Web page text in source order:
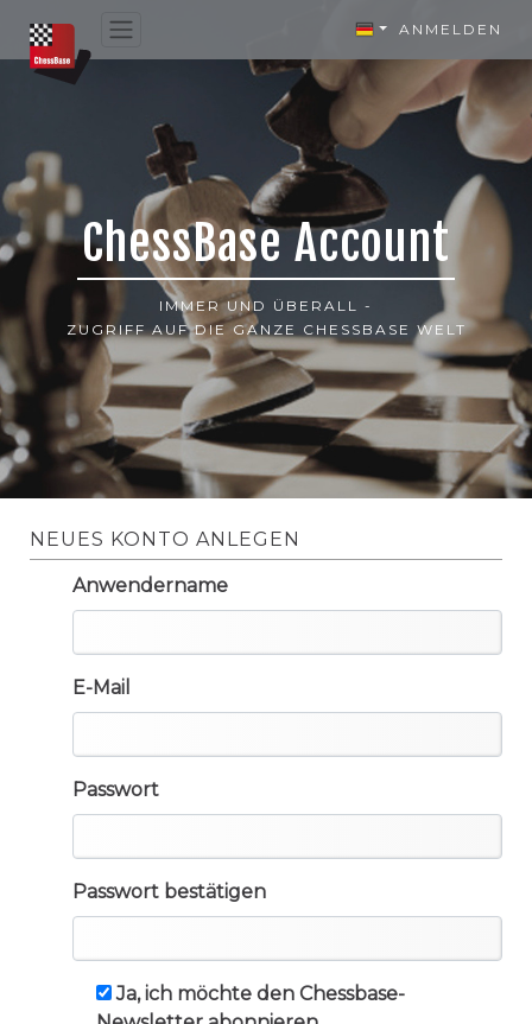
ANMELDEN
ChessBase Account
IMMER UND ÜBERALL -
ZUGRIFF AUF DIE GANZE CHESSBASE WELT
NEUES KONTO ANLEGEN
Anwendername
E-Mail
Passwort
Passwort bestätigen
Ja, ich möchte den Chessbase-